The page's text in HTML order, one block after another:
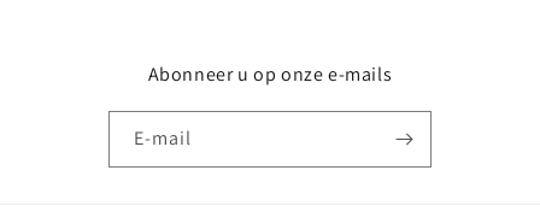
Abonneer u op onze e-mails
E‑mail